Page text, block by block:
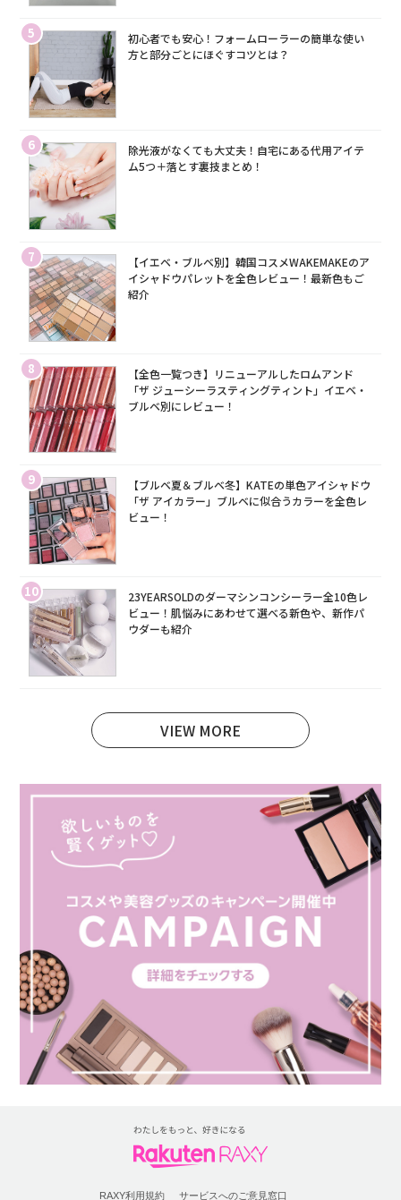
5
初心者でも安心！フォームローラーの簡単な使い
方と部分ごとにほぐすコツとは？
6
除光液がなくても大丈夫！自宅にある代用アイテ
ム5つ＋落とす裏技まとめ！
7
【イエベ・ブルベ別】韓国コスメWAKEMAKEのア
イシャドウパレットを全色レビュー！最新色もご
紹介
8
【全色一覧つき】リニューアルしたロムアンド
「ザ ジューシーラスティングティント」イエベ・
ブルベ別にレビュー！
9
【ブルベ夏＆ブルベ冬】KATEの単色アイシャドウ
「ザ アイカラー」ブルベに似合うカラーを全色レ
ビュー！
10
23YEARSOLDのダーマシンコンシーラー全10色レ
ビュー！肌悩みにあわせて選べる新色や、新作パ
ウダーも紹介
VIEW MORE
RAXY利用規約 サービスへのご意見窓口